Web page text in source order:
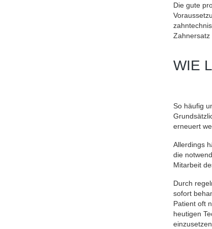
Die gute
Zahnersatz
WIE
So häufig
erneuert
Allerdings
die
Mitarbeit
Durch
sofort
Patient oft
heutigen